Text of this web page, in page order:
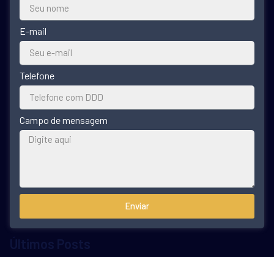
E-mail
Telefone
Campo de mensagem
Enviar
Últimos Posts